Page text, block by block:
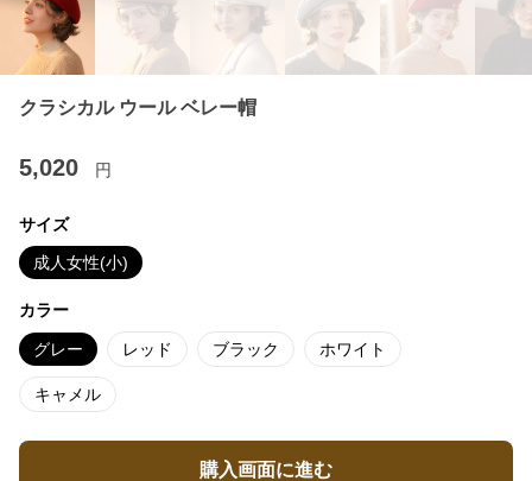
クラシカル ウール ベレー帽
5,020 円
サイズ
成人女性(小)
カラー
グレー レッド ブラック ホワイト
キャメル
購入画面に進む